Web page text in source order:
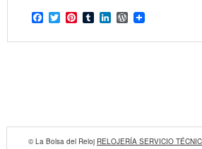
Facebook
TwitterPinterest
TumblrLinkedInWordPress
© La Bolsa del Reloj RELOJERÍA SERVICIO